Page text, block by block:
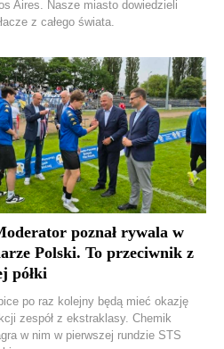
Aires. Nasze miasto dowiedzieli
z całego świata.
poznał rywala w
Polski. To przeciwnik z
półki
po raz kolejny będą mieć okazję
zespół z ekstraklasy. Chemik
w nim w pierwszej rundzie STS